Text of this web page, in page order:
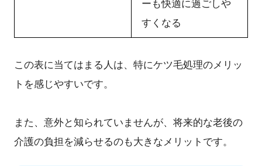
ーも快適に過ごしや
すくなる
この表に当てはまる人は、特にケツ毛処理のメリッ
トを感じやすいです。
また、意外と知られていませんが、将来的な老後の
介護の負担を減らせるのも大きなメリットです。